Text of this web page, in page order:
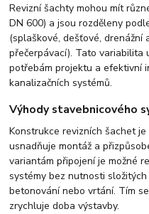
Revizní šachty mohou mít
DN 600) a jsou rozděleny
(splaškové, dešťové, drenážní
přečerpávací). Tato variabilita
potřebám projektu a efektivní
kanalizačních systémů.
Výhody stavebnicového
Konstrukce revizních šachet
usnadňuje montáž a
variantám připojení je možné
systémy bez nutnosti
betonování nebo vrtání. Tím
zrychluje doba výstavby.